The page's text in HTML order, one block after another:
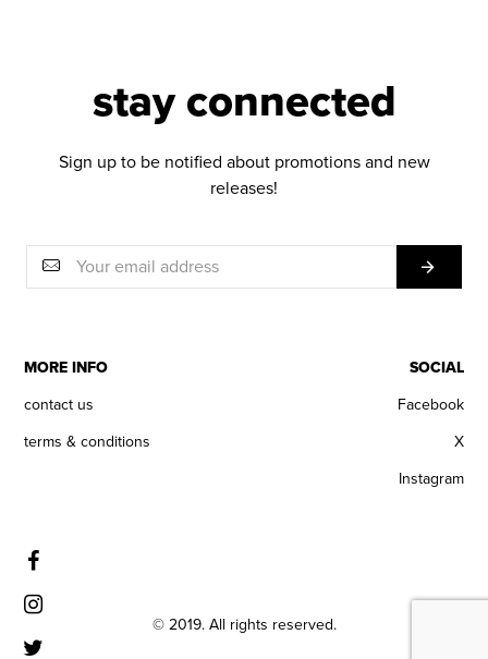
stay connected
Sign up to be notified about promotions and new
releases!
MORE INFO
contact us
terms & conditions
SOCIAL
Facebook
X
Instagram
© 2019. All rights reserved.